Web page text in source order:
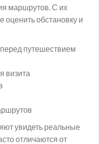
маршрутов. С их
оценить обстановку и
путешествием
визита
увидеть реальные
отличаются от